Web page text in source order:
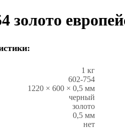
золото
1 кг
602-754
1220 × 600 × 0,5 мм
черный
золото
0,5 мм
нет